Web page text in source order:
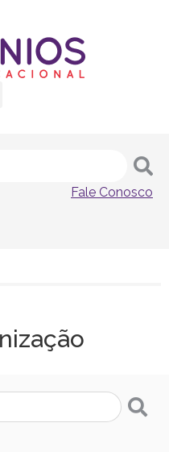
Fale Conosco